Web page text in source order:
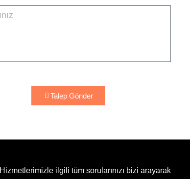
Talep Gönder
Hizmetlerimizle ilgili tüm sorularınızı bizi arayarak